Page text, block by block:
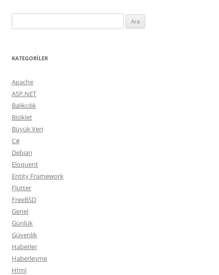
KATEGORILER
Apache
ASP.NET
Balıkçılık
Bisiklet
Büyük Veri
C#
Debian
Eloquent
Entity Framework
Flutter
FreeBSD
Genel
Günlük
Güvenlik
Haberler
Haberleşme
Html